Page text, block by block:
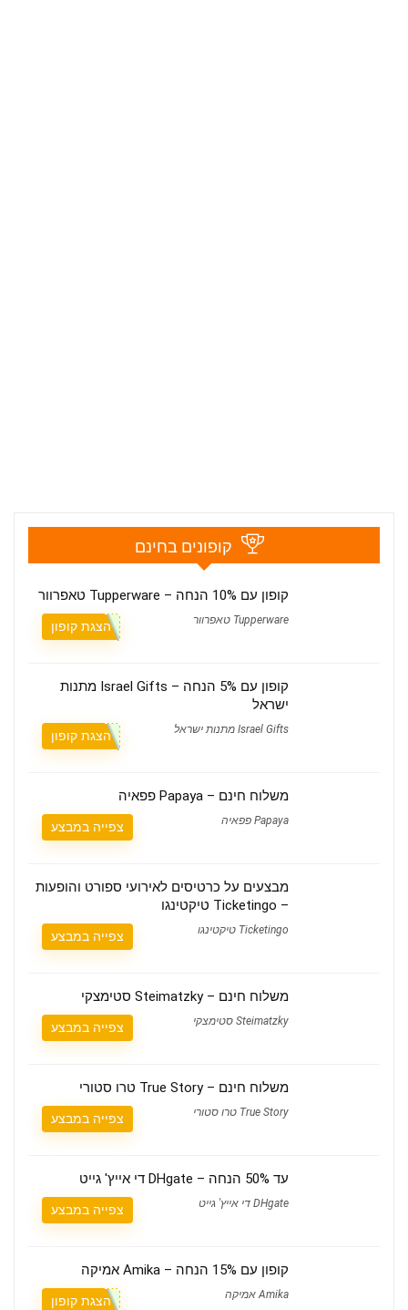
קופונים בחינם
קופון עם 10% הנחה – Tupperware טאפרוור
Tupperware טאפרוור הצגת קופון
קופון עם 5% הנחה – Israel Gifts מתנות
ישראל
Israel Gifts מתנות ישראל הצגת קופון
משלוח חינם – Papaya פפאיה
Papaya פפאיה צפייה במבצע
מבצעים על כרטיסים לאירועי ספורט והופעות
– Ticketingo טיקטינגו
Ticketingo טיקטינגו צפייה במבצע
משלוח חינם – Steimatzky סטימצקי
Steimatzky סטימצקי צפייה במבצע
משלוח חינם – True Story טרו סטורי
True Story טרו סטורי צפייה במבצע
עד 50% הנחה – DHgate די אייץ' גייט
DHgate די אייץ' גייט צפייה במבצע
קופון עם 15% הנחה – Amika אמיקה
Amika אמיקה הצגת קופון